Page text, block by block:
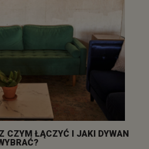
CZYM ŁĄCZYĆ I JAKI DYWAN